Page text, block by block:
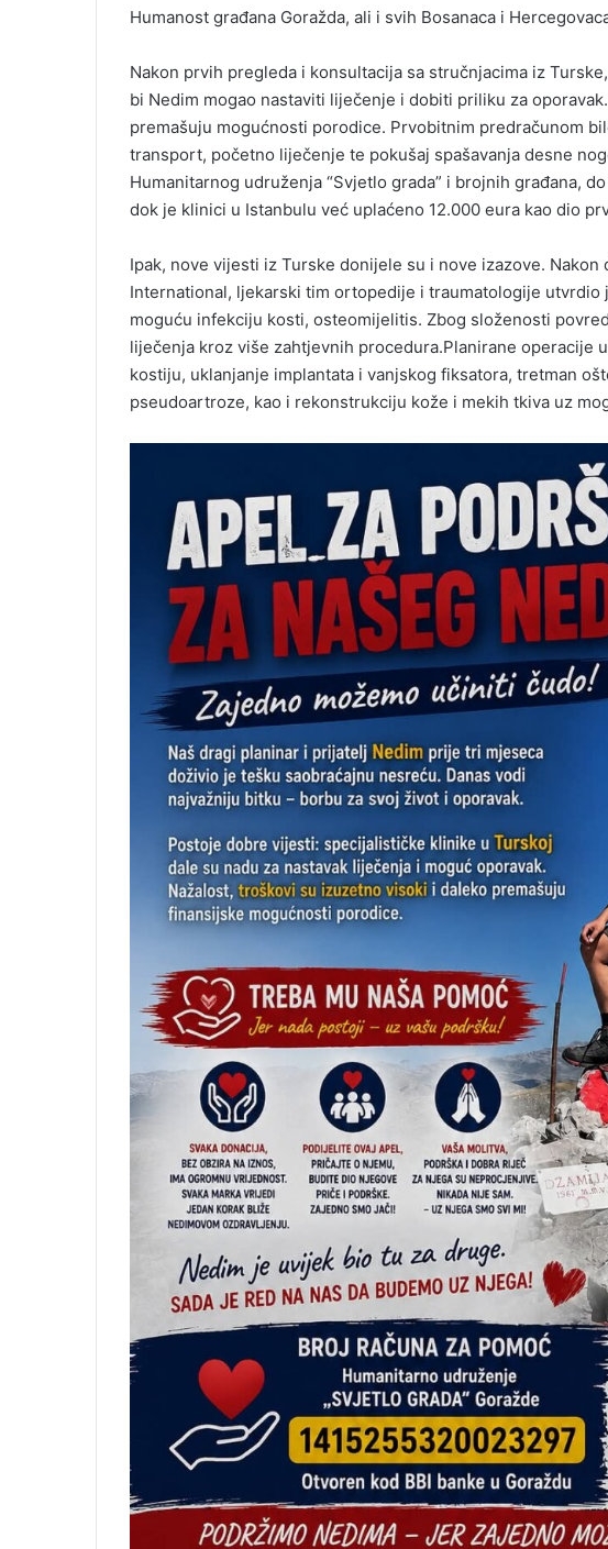
Humanost građana Goražda, ali i svih Bosanaca i
Nakon prvih pregleda i konsultacija sa stručnjacima iz
bi Nedim mogao nastaviti liječenje i dobiti priliku za
premašuju mogućnosti porodice. Prvobitnim predračunom
transport, početno liječenje te pokušaj spašavanja desne
Humanitarnog udruženja “Svjetlo grada” i brojnih građana,
dok je klinici u Istanbulu već uplaćeno 12.000 eura kao dio
Ipak, nove vijesti iz Turske donijele su i nove izazove.
International, ljekarski tim ortopedije i traumatologije
moguću infekciju kosti, osteomijelitis. Zbog složenosti
liječenja kroz više zahtjevnih procedura.Planirane operacije
kostiju, uklanjanje implantata i vanjskog fiksatora, tretman
pseudoartroze, kao i rekonstrukciju kože i mekih tkiva uz